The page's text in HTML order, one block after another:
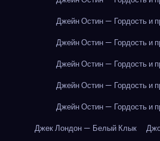
Джейн Остин — Гордость и
Джейн Остин — Гордость и
Джейн Остин — Гордость и
Джейн Остин — Гордость и
Джейн Остин — Гордость и
Джек Лондон — Белый Клык